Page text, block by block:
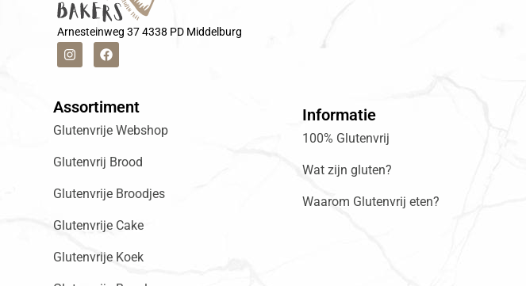
Arnesteinweg 37 4338 PD Middelburg
Assortiment
Glutenvrije Webshop
Glutenvrij Brood
Glutenvrije Broodjes
Glutenvrije Cake
Glutenvrije Koek
Informatie
100% Glutenvrij
Wat zijn gluten?
Waarom Glutenvrij eten?